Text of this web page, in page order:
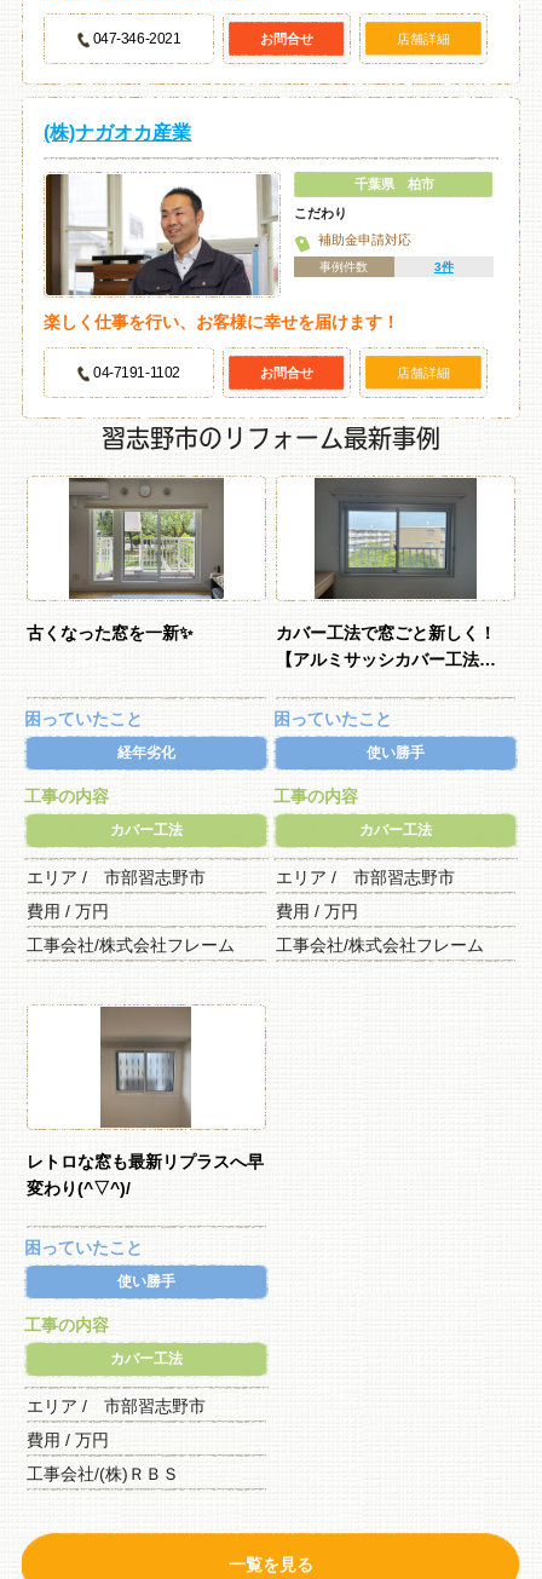
047-346-2021 お問合せ 店舗詳細
(株)ナガオカ産業
千葉県 柏市
こだわり
補助金申請対応
事例件数 3件
楽しく仕事を行い、お客様に幸せを届けます！
04-7191-1102 お問合せ 店舗詳細
習志野市のリフォーム最新事例
古くなった窓を一新✨
困っていたこと
経年劣化
工事の内容
カバー工法
エリア / 市部習志野市
費用 / 万円
工事会社/株式会社フレーム
カバー工法で窓ごと新しく！
【アルミサッシカバー工法…
困っていたこと
使い勝手
工事の内容
カバー工法
エリア / 市部習志野市
費用 / 万円
工事会社/株式会社フレーム
レトロな窓も最新リプラスへ早
変わり(^▽^)/
困っていたこと
使い勝手
工事の内容
カバー工法
エリア / 市部習志野市
費用 / 万円
工事会社/(株)ＲＢＳ
一覧を見る